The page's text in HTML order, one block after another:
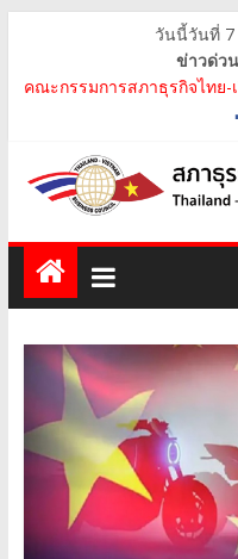
วันนี้วันที่ 7
ข่าวด่ว
คณะกรรมการสภาธุรกิจไทย
แทนภาครัฐเวียดนาม จากค
คณะกรรมการสภาธุรกิจไทย
สถาปนา บริษัท ห้องปฏิบัติกา
สภาธุรกิจไทย-เวียดนาม เข้
Trade Promotion of Thanh
คณะกรรมการสภาธุรกิจไทย
เวียดนาม อย่างเป็นทางการ
คณะกรรมการสภาธุรกิจไทย-